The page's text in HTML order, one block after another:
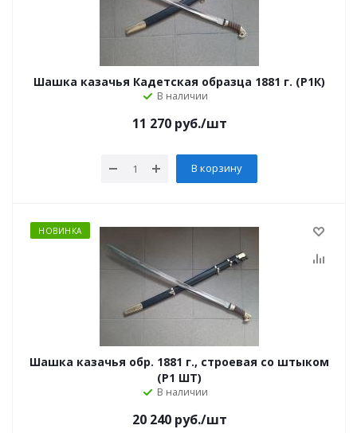
Шашка казачья Кадетская образца 1881 г. (Р1К)
В наличии
11 270руб./шт
В корзину
НОВИНКА
Шашка казачья обр. 1881 г., строевая со штыком
(Р1 ШТ)
В наличии
20 240руб./шт